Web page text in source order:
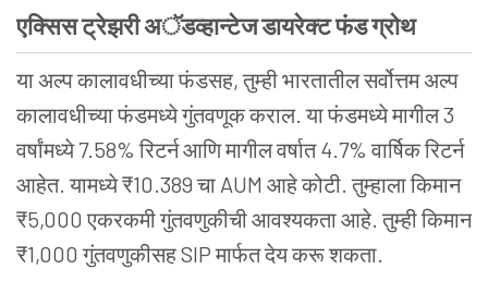
एक्सिस ट्रेझरी अॅडव्हान्टेज डायरेक्ट फंड ग्रोथ
या अल्प कालावधीच्या फंडसह, तुम्ही भारतातील सर्वोत्तम अल्प
कालावधीच्या फंडमध्ये गुंतवणूक कराल. या फंडमध्ये मागील 3
वर्षांमध्ये 7.58% रिटर्न आणि मागील वर्षात 4.7% वार्षिक रिटर्न
आहेत. यामध्ये ₹10.389 चा AUM आहे कोटी. तुम्हाला किमान
₹5,000 एकरकमी गुंतवणुकीची आवश्यकता आहे. तुम्ही किमान
₹1,000 गुंतवणुकीसह SIP मार्फत देय करू शकता.